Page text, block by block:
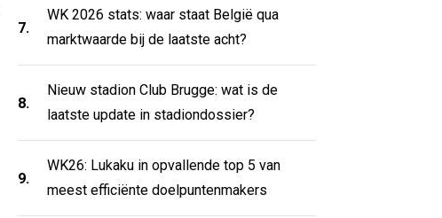
7.
WK 2026 stats: waar staat België qua
marktwaarde bij de laatste acht?
8.
Nieuw stadion Club Brugge: wat is de
laatste update in stadiondossier?
9.
WK26: Lukaku in opvallende top 5 van
meest efficiënte doelpuntenmakers